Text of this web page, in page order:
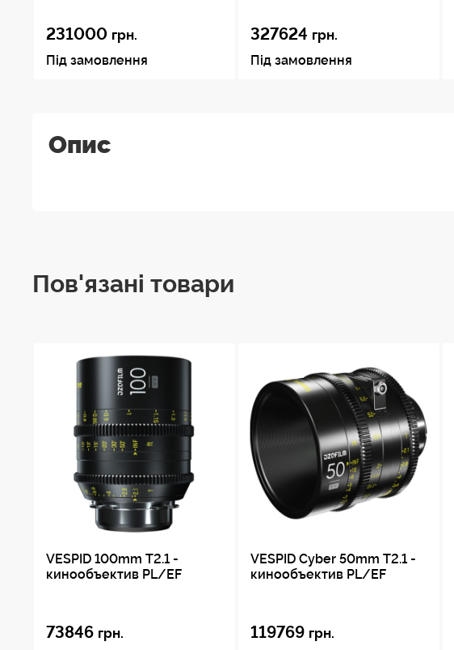
231000 грн.
Під замовлення
327624 грн.
Під замовлення
Опис
Пов'язані товари
VESPID 100mm T2.1 -
кинообъектив PL/EF
73846 грн.
VESPID Cyber 50mm T2.1 -
кинообъектив PL/EF
119769 грн.